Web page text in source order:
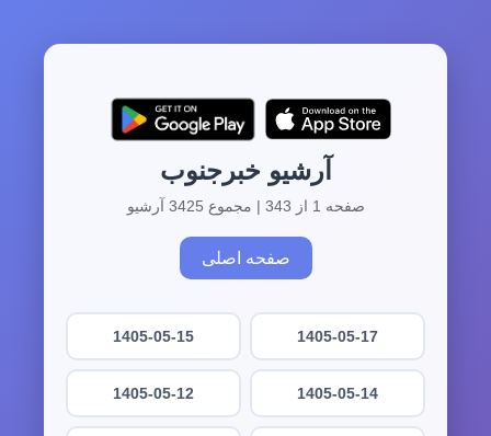
آرشیو خبرجنوب
صفحه 1 از 343 | مجموع 3425 آرشیو
صفحه اصلی
1405-05-17
1405-05-15
1405-05-14
1405-05-12